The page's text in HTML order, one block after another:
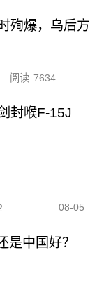
殉爆，乌后方
阅读 7634
封喉F-15J
08-05
是中国好？